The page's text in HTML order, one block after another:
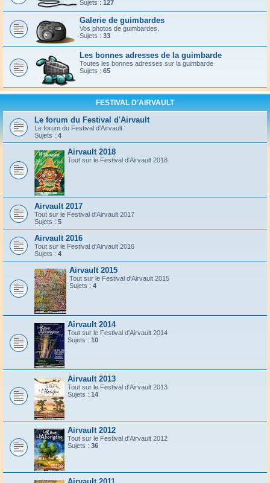
Sujets : 127
Galerie de guimbardes
Vos photos de guimbardes.
Sujets : 33
Les bonnes adresses de la guimbarde
Toutes les bonnes adresses sur la guimbarde
Sujets : 65
FESTIVAL D'AIRVAULT
Le forum du Festival d'Airvault
Le forum du Festival d'Airvault
Sujets : 4
Airvault 2018
Tout sur le Festival d'Airvault 2018
Airvault 2017
Tout sur le Festival d'Airvault 2017
Sujets : 5
Airvault 2016
Tout sur le Festival d'Airvault 2016
Sujets : 4
Airvault 2015
Tout sur le Festival d'Airvault 2015
Sujets : 4
Airvault 2014
Tout sur le Festival d'Airvault 2014
Sujets : 10
Airvault 2013
Tout sur le Festival d'Airvault 2013
Sujets : 14
Airvault 2012
Tout sur le Festival d'Airvault 2012
Sujets : 36